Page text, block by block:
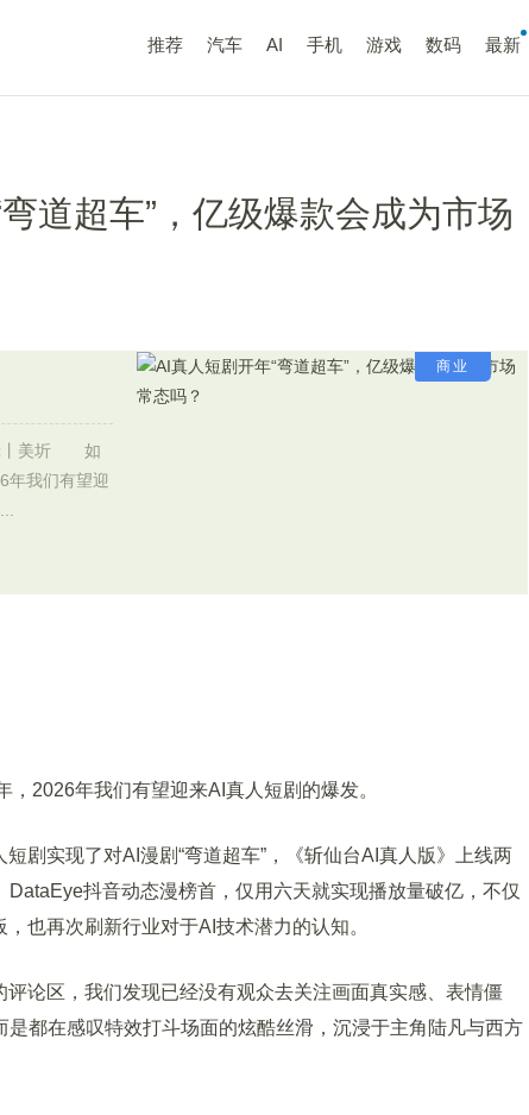
推荐 汽车 AI 手机 游戏 数码 最新
道超车”，亿级爆款会成为市场
商业
美圻 如
年我们有望迎
2026年我们有望迎来AI真人短剧的爆发。
实现了对AI漫剧“弯道超车”，《斩仙台AI真人版》上线两
DataEye抖音动态漫榜首，仅用六天就实现播放量破亿，不仅
也再次刷新行业对于AI技术潜力的认知。
区，我们发现已经没有观众去关注画面真实感、表情僵
是都在感叹特效打斗场面的炫酷丝滑，沉浸于主角陆凡与西方